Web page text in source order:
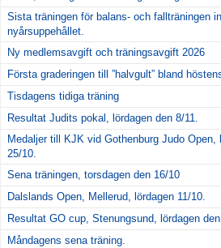
Sista träningen för balans- och fallträningen
nyårsuppehållet.
Ny medlemsavgift och träningsavgift 2026
Första graderingen till ”halvgult” bland
Tisdagens tidiga träning
Resultat Judits pokal, lördagen den 8/11.
Medaljer till KJK vid Gothenburg Judo Open,
25/10.
Sena träningen, torsdagen den 16/10
Dalslands Open, Mellerud, lördagen 11/10.
Resultat GO cup, Stenungsund, lördagen
Måndagens sena träning.